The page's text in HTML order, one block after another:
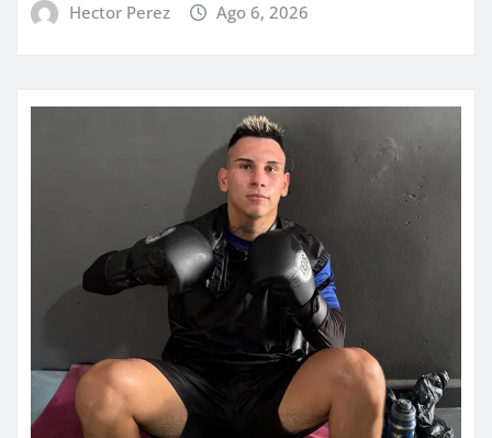
Hector Perez Ago 6, 2026